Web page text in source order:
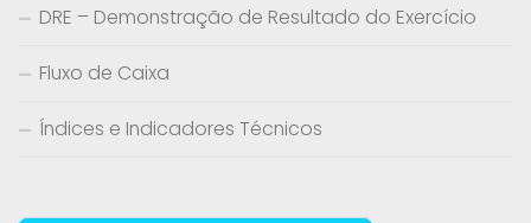
DRE – Demonstração de Resultado do Exercício
Fluxo de Caixa
Índices e Indicadores Técnicos